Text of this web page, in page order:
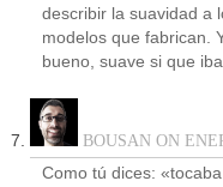
describir la suavidad a
modelos que fabrican.
bueno, suave si que
BOUSAN ON
Como tú dices: